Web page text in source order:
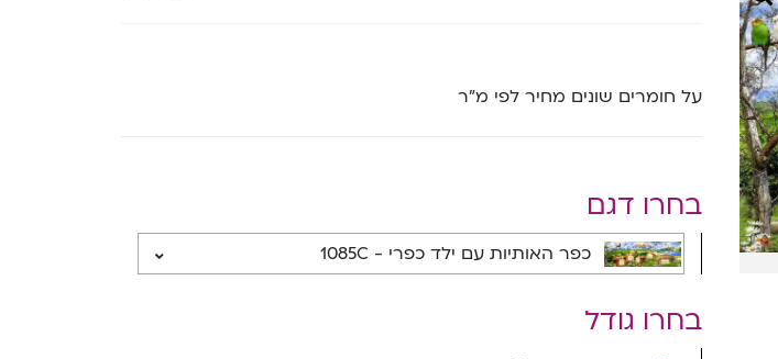
על חומרים שונים מחיר לפי מ”ר
בחרו דגם
בחרו גודל